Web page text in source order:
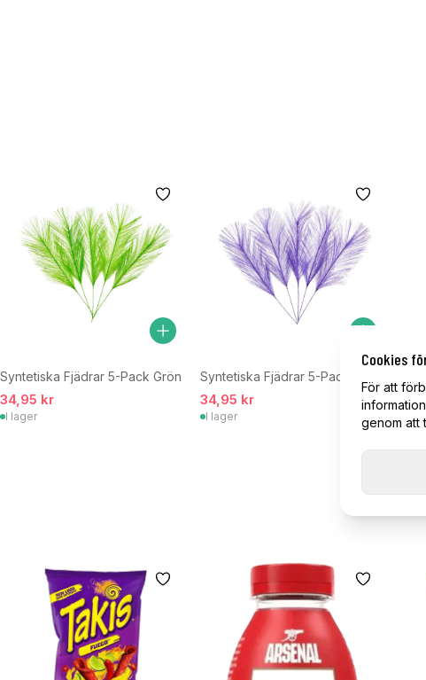
Cookies
För att
genom att
Syntetiska Fjädrar 5-Pack Grön
34,95 kr
I lager
Syntetiska Fjädrar 5-Pack Lila
34,95 kr
I lager I